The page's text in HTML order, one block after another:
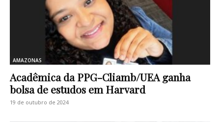
AMAZONAS
Acadêmica da PPG-Cliamb/UEA ganha
bolsa de estudos em Harvard
19 de outubro de 2024